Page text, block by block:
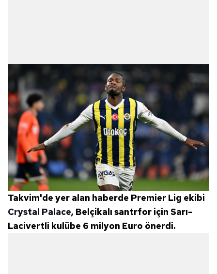
Takvim'de yer alan haberde Premier Lig ekibi
Crystal Palace, Belçikalı santrfor için Sarı-
Lacivertli kulübe 6 milyon Euro önerdi.